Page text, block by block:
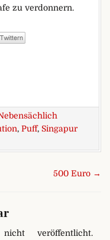
zu verdonnern.
, Puff, Singapur
auf einen Streich
500 Euro →
veröffentlicht.